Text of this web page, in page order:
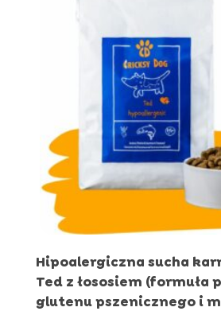
Hipoalergiczna sucha
Ted z łososiem (formuła
glutenu pszenicznego i